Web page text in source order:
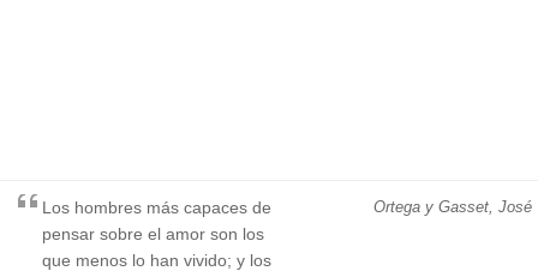
Ortega y Gasset, José
Los hombres más capaces de
pensar sobre el amor son los
que menos lo han vivido; y los